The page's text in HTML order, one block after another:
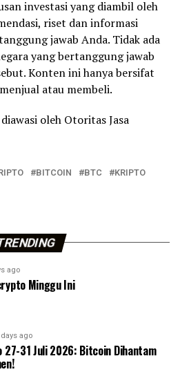
investasi yang diambil oleh
riset dan informasi
jawab Anda. Tidak ada
yang bertanggung jawab
Konten ini hanya bersifat
atau membeli.
oleh Otoritas Jasa
BITCOIN BTC
KRIPTO
ago
Minggu Ini
ago
31 Juli 2026: Bitcoin Dihantam